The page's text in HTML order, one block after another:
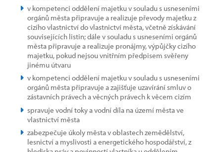
v kompetenci oddělení majetku v souladu s usneseními
orgánů města připravuje a realizuje převody majetku z
cizího vlastnictví do vlastnictví města, včetně získávání
souvisejících listin; dále v souladu s usneseními orgánů
města připravuje a realizuje pronájmy, výpůjčky cizího
majetku, pokud nejsou vnitřním předpisem svěřeny
jinému útvaru
v kompetenci oddělení majetku v souladu s usneseními
orgánů města připravuje a zajišťuje uzavírání smluv o
zástavních právech a věcných právech k věcem cizím
spravuje vodní toky a vodní díla na území města ve
vlastnictví města
zabezpečuje úkoly města v oblastech zemědělství,
lesnictví a myslivosti a energetického hospodářství, z